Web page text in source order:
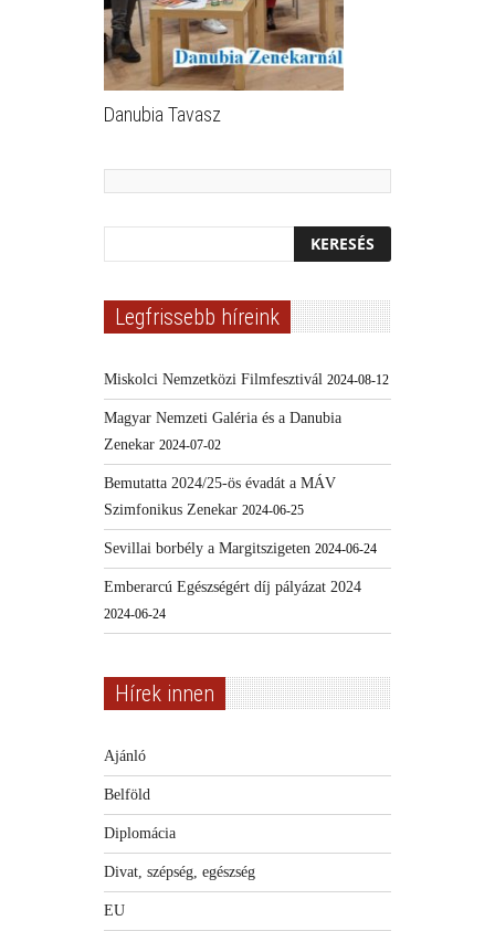
Danubia Tavasz
Legfrissebb híreink
Miskolci Nemzetközi Filmfesztivál 2024-08-12
Magyar Nemzeti Galéria és a Danubia
Zenekar 2024-07-02
Bemutatta 2024/25-ös évadát a MÁV
Szimfonikus Zenekar 2024-06-25
Sevillai borbély a Margitszigeten 2024-06-24
Emberarcú Egészségért díj pályázat 2024
2024-06-24
Hírek innen
Ajánló
Belföld
Diplomácia
Divat, szépség, egészség
EU